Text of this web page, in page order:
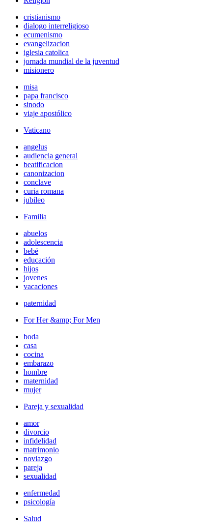
cristianismo
dialogo interreligioso
ecumenismo
evangelizacion
iglesia catolica
jornada mundial de la juventud
misionero
misa
papa francisco
sinodo
viaje apostólico
Vaticano
angelus
audiencia general
beatificacion
canonizacion
conclave
curia romana
jubileo
Familia
abuelos
adolescencia
bebé
educación
hijos
jovenes
vacaciones
paternidad
For Her &amp; For Men
boda
casa
cocina
embarazo
hombre
maternidad
mujer
Pareja y sexualidad
amor
divorcio
infidelidad
matrimonio
noviazgo
pareja
sexualidad
enfermedad
psicología
Salud